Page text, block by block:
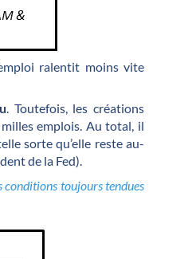
ralentit moins vite
. Toutefois, les créations
emplois. Au total, il
sorte qu’elle reste au-
de la Fed).
conditions toujours tendues